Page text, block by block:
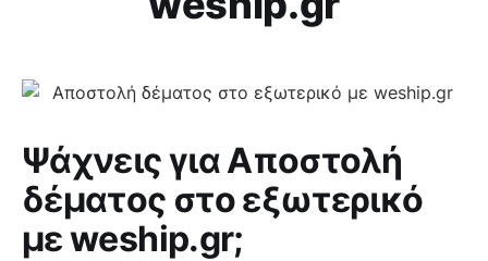
Ψάχνεις για Aποστολή
δέματος στο εξωτερικό
με weship.gr;